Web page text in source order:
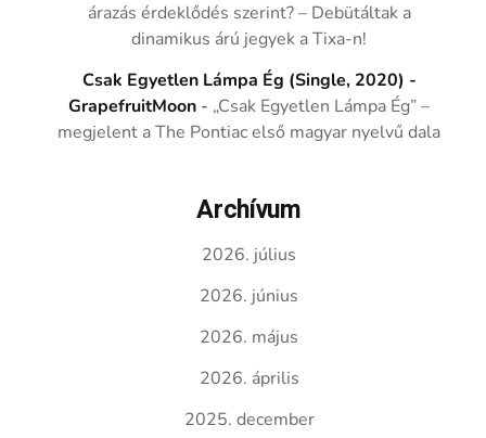
árazás érdeklődés szerint? – Debütáltak a
dinamikus árú jegyek a Tixa-n!
Csak Egyetlen Lámpa Ég (Single, 2020) -
GrapefruitMoon - „Csak Egyetlen Lámpa Ég” –
megjelent a The Pontiac első magyar nyelvű dala
Archívum
2026. július
2026. június
2026. május
2026. április
2025. december